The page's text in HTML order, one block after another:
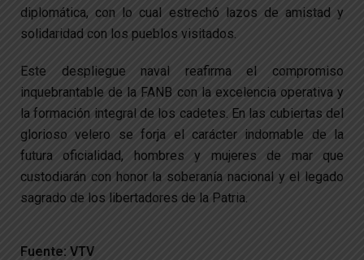
diplomática, con lo cual estrechó lazos de amistad y
solidaridad con los pueblos visitados.
Este despliegue naval reafirma el compromiso
inquebrantable de la FANB con la excelencia operativa y
la formación integral de los cadetes. En las cubiertas del
glorioso velero se forja el carácter indomable de la
futura oficialidad, hombres y mujeres de mar que
custodiarán con honor la soberanía nacional y el legado
sagrado de los libertadores de la Patria.
Fuente: VTV